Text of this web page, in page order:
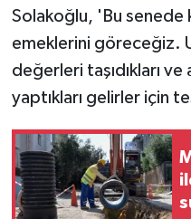
Solakoğlu, 'Bu senede
emeklerini göreceğiz.
değerleri taşıdıkları
yaptıkları gelirler için